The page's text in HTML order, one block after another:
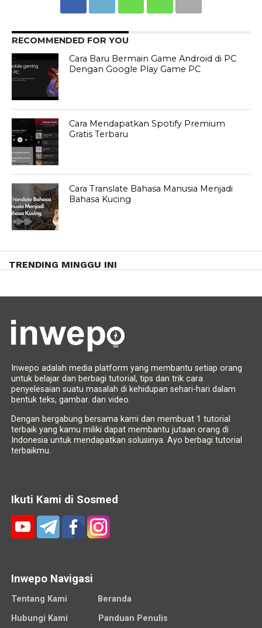
RECOMMENDED FOR YOU
Cara Baru Bermain Game Android di PC
Dengan Google Play Game PC
Cara Mendapatkan Spotify Premium
Gratis Terbaru
Cara Translate Bahasa Manusia Menjadi
Bahasa Kucing
TRENDING MINGGU INI
Inwepo adalah media platform yang membantu setiap orang
untuk belajar dan berbagi tutorial, tips dan trik cara
penyelesaian suatu masalah di kehidupan sehari-hari dalam
bentuk teks, gambar. dan video.
Dengan bergabung bersama kami dan membuat 1 tutorial
terbaik yang kamu miliki dapat membantu jutaan orang di
Indonesia untuk mendapatkan solusinya. Ayo berbagi tutorial
terbaikmu.
Ikuti Kami di Sosmed
Inwepo Navigasi
Tentang Kami
Beranda
Hubungi Kami
Panduan Penulis